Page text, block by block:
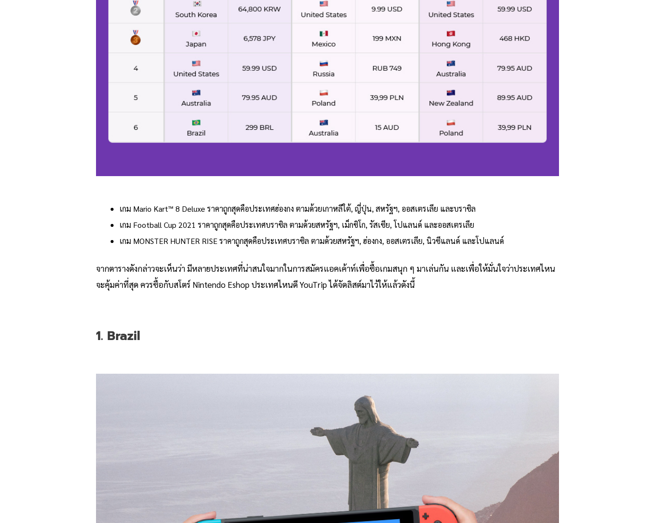
เกม Mario Kart™ 8 Deluxe ราคาถูกสุดคือประเทศฮ่องกง ตามด้วยเกาหลีใต้, ญี่ปุ่น, สหรัฐฯ, ออสเตรเลีย และบราซิล
เกม Football Cup 2021 ราคาถูกสุดคือประเทศบราซิล ตามด้วยสหรัฐฯ, เม็กซิโก, รัสเซีย, โปแลนด์ และออสเตรเลีย
เกม MONSTER HUNTER RISE ราคาถูกสุดคือประเทศบราซิล ตามด้วยสหรัฐฯ, ฮ่องกง, ออสเตรเลีย, นิวซีแลนด์ และโปแลนด์
จากตารางดังกล่าวจะเห็นว่า มีหลายประเทศที่น่าสนใจมากในการสมัครแอคเค้าท์เพื่อซื้อเกมสนุก ๆ มาเล่นกัน และเพื่อให้มั่นใจว่าประเทศไหน
จะคุ้มค่าที่สุด ควรซื้อกับสโตร์ Nintendo Eshop ประเทศไหนดี YouTrip ได้จัดลิสต์มาไว้ให้แล้วดังนี้
1. Brazil